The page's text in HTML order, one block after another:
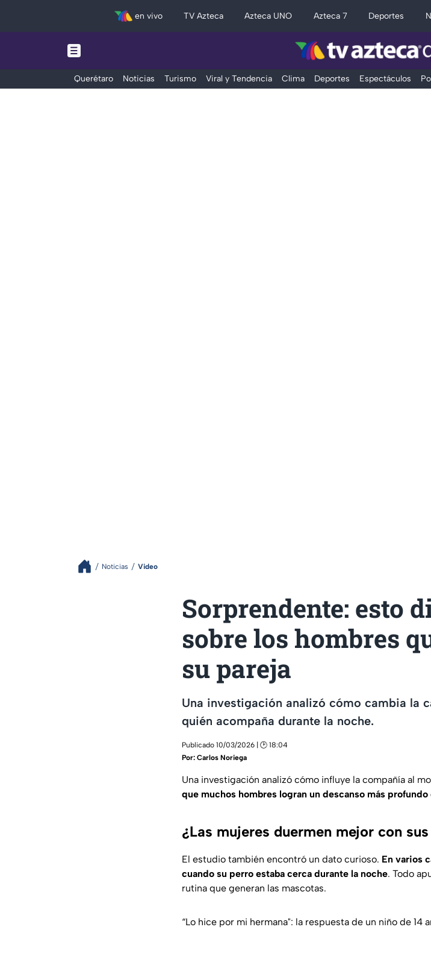
en vivo TV Azteca Azteca UNO Azteca 7 Deportes
Querétaro Noticias Turismo Viral y Tendencia Clima Deportes Espectáculos
Noticias Video
Sorprendente: esto
sobre los hombres
su pareja
Una investigación analizó cómo cambia la
quién acompaña durante la noche.
Publicado 10/03/2026 | 🕑 18:04
Por: Carlos Noriega
Una investigación analizó cómo influye la compañía al
que muchos hombres logran un descanso más
¿Las mujeres duermen mejor con
El estudio también encontró un dato curioso. En varios
cuando su perro estaba cerca durante la noche. Todo
rutina que generan las mascotas.
“Lo hice por mi hermana": la respuesta de un niño de 14